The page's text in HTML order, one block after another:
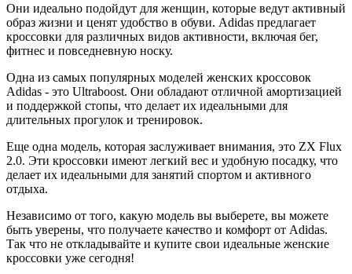
Они идеально подойдут для женщин, которые ведут активный
образ жизни и ценят удобство в обуви. Adidas предлагает
кроссовки для различных видов активности, включая бег,
фитнес и повседневную носку.
Одна из самых популярных моделей женских кроссовок
Adidas - это Ultraboost. Они обладают отличной амортизацией
и поддержкой стопы, что делает их идеальными для
длительных прогулок и тренировок.
Еще одна модель, которая заслуживает внимания, это ZX Flux
2.0. Эти кроссовки имеют легкий вес и удобную посадку, что
делает их идеальными для занятий спортом и активного
отдыха.
Независимо от того, какую модель вы выберете, вы можете
быть уверены, что получаете качество и комфорт от Adidas.
Так что не откладывайте и купите свои идеальные женские
кроссовки уже сегодня!